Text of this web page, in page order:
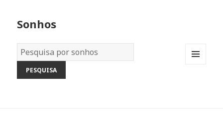
Sonhos
Dicionário
dos
Sonhos: